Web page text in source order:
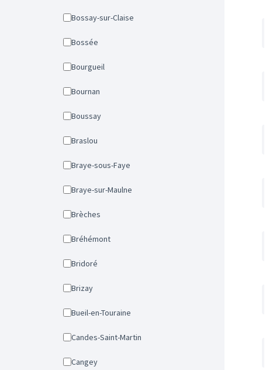
Bossay-sur-Claise
Bossée
Bourgueil
Bournan
Boussay
Braslou
Braye-sous-Faye
Braye-sur-Maulne
Brèches
Bréhémont
Bridoré
Brizay
Bueil-en-Touraine
Candes-Saint-Martin
Cangey